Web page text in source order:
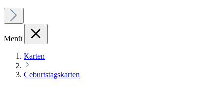
Menü
Karten
Geburtstagskarten